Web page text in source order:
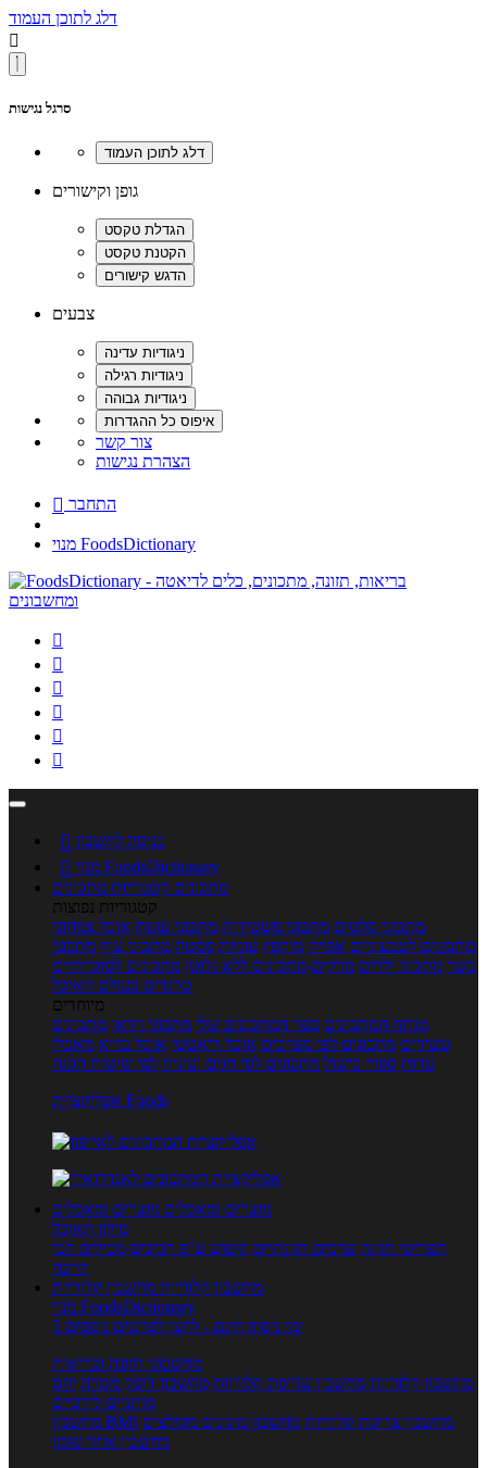
דלג לתוכן העמוד

סרגל נגישות
גופן וקישורים
צבעים
צור קשר
הצהרת נגישות
 התחבר
מנוי FoodsDictionary






 כניסה לחשבון

מנוי FoodsDictionary
מתכונים קטגוריות מתכונים
קטגוריות נפוצות
מתכוני סלטים מתכוני פשטידות מתכוני עוגות אוכל צמחוני
מתכונים לטבעוניים אפייה מוקפץ עוגיות פסטה מתכוני עוף מתכוני
בשר מתכוני ילדים מרקים מתכונים ללא גלוטן מתכונים לסוכרתיים
טרנדים בעולם האוכל
מיוחדים
מנתח המתכונים ספר המתכונים שלי מתכוני וידאו מתכונים
עשירים מתכונים לפי מצרכים אוכל דיאטטי אוכל בריא מאכלי
עדות ספרי בישול מתכונים לפי חגים ועונות לפי שיטות הכנה
אפליקציית Foods
מוצרים ומאכלים מוצרים ומאכלים
מילון האוכל
תפריטי תזונה ערכים תזונתיים חיפוש ע"פ רכיבים מכילים הכי
הרבה
מחשבון קלוריות מחשבון קלוריות
מנוי FoodsDictionary
5 ימי ניסיון חינם - לחצו לפרטים נוספים
מחשבוני תזונה ובריאות
מחשבון קלוריות מחשבון שריפת קלוריות מחשבון דופק מטרה יחס
מותניים לירכיים
מחשבון BMI
מחשבון צריכת קלוריות מחשבון מינונים מומלצים
מחשבון אחוז שומן